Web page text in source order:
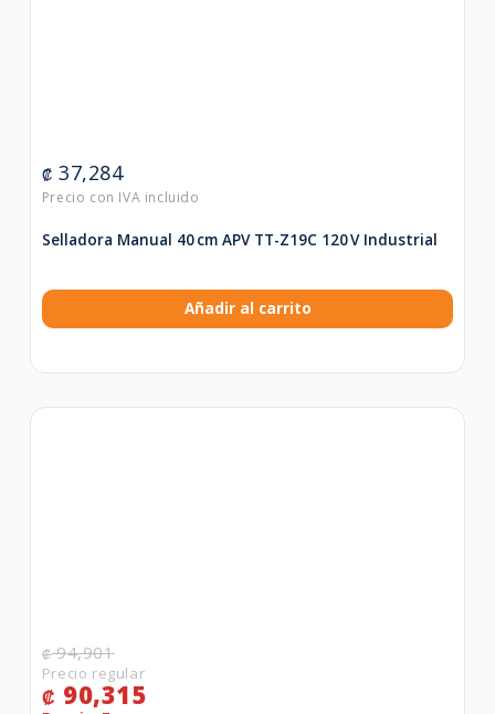
₡ 37,284
Selladora Manual 40 cm APV TT-Z19C 120 V Industrial
Añadir al carrito
₡94,901
₡ 90,315